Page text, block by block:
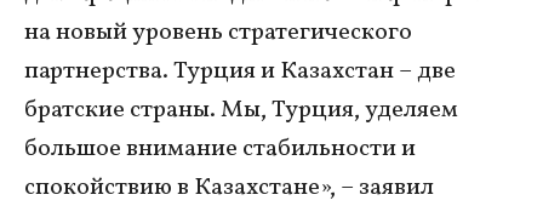
на новый уровень стратегического
партнерства. Турция и Казахстан – две
братские страны. Мы, Турция, уделяем
большое внимание стабильности и
спокойствию в Казахстане», – заявил